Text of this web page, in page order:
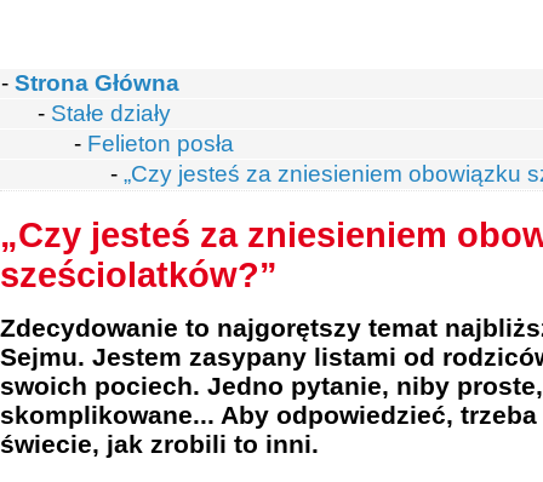
- Strona Główna
- Stałe działy
- Felieton posła
- „Czy jesteś za zniesieniem obowiązku
„Czy jesteś za zniesieniem
sześciolatków?”
Zdecydowanie to najgorętszy temat
Sejmu. Jestem zasypany listami od
swoich pociech. Jedno pytanie, niby
skomplikowane... Aby odpowiedzieć,
świecie, jak zrobili to inni.